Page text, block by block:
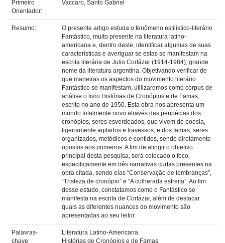
Primeiro
Orientador:
Vaccaro, Santo Gabriel
Resumo:
O presente artigo estuda o fenômeno estilístico-literário
Fantástico, muito presente na literatura latino-
americana e, dentro deste, identificar algumas de suas
características e averiguar se estas se manifestam na
escrita literária de Julio Cortázar (1914-1984), grande
nome da literatura argentina. Objetivando verificar de
que maneiras os aspectos do movimento literário
Fantástico se manifestam, utilizaremos como corpus de
análise o livro Histórias de Cronópios e de Famas,
escrito no ano de 1950. Esta obra nos apresenta um
mundo totalmente novo através das peripécias dos
cronópios, seres esverdeados, que vivem de poesia,
ligeiramente agitados e travessos, e dos famas, seres
organizados, metódicos e contidos, sendo diretamente
opostos aos primeiros. A fim de atingir o objetivo
principal desta pesquisa, será colocado o foco,
especificamente em três narrativas curtas presentes na
obra citada, sendo elas “Conservação de lembranças”,
“Tristeza de cronópio” e “A colherada estreita”. Ao fim
desse estudo, constatamos como o Fantástico se
manifesta na escrita de Cortázar, além de destacar
quais as diferentes nuances do movimento são
apresentadas ao seu leitor.
Palavras-
chave:
Literatura Latino-Americana
Histórias de Cronópios e de Famas